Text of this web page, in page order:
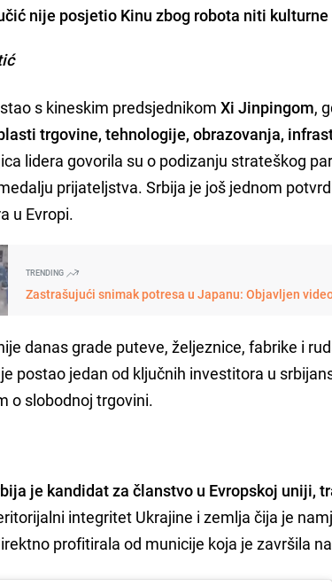
nije posjetio Kinu zbog robota niti
s kineskim predsjednikomXi Jinpingom,
trgovine, tehnologije, obrazovanja,
lidera govorila su o podizanju strateškog
prijateljstva. Srbija je još jednom
u Evropi.
TRENDING
Zastrašujući snimak potresa u Japanu: Objavljen
danas grade puteve, željeznice, fabrike i
postao jedan od ključnih investitora u
o slobodnoj trgovini.
je kandidat za članstvo u Evropskoj uniji,
integritet Ukrajine i zemlja čija je
profitirala od municije koja je završila